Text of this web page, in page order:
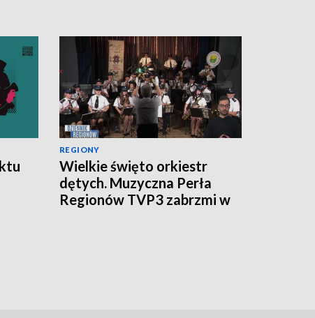
REGIONY
Wielkie święto orkiestr
dętych. Muzyczna Perła
Regionów TVP3 zabrzmi w